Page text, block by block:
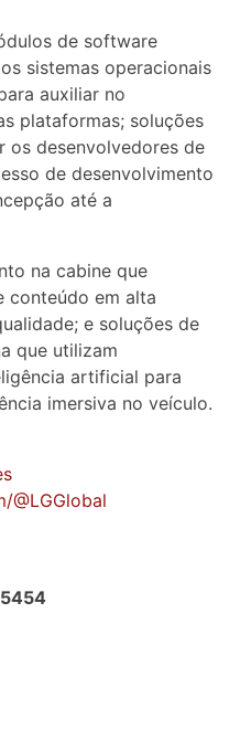
de software
sistemas operacionais
auxiliar no
plataformas; soluções
os desenvolvedores de
de desenvolvimento
até a
na cabine que
conteúdo em alta
e soluções de
que utilizam
artificial para
imersiva no veículo.
@LGGlobal